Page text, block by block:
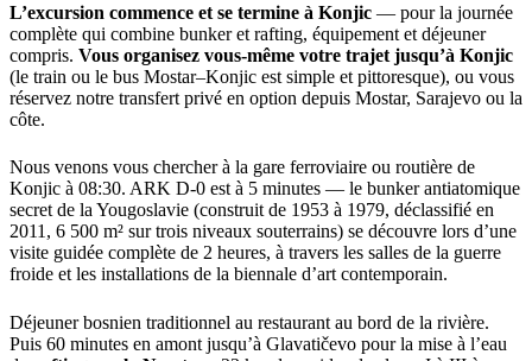
L’excursion commence et se termine à Konjic — pour la journée
complète qui combine bunker et rafting, équipement et déjeuner
compris. Vous organisez vous-même votre trajet jusqu’à Konjic
(le train ou le bus Mostar–Konjic est simple et pittoresque), ou vous
réservez notre transfert privé en option depuis Mostar, Sarajevo ou la
côte.
Nous venons vous chercher à la gare ferroviaire ou routière de
Konjic à 08:30. ARK D-0 est à 5 minutes — le bunker antiatomique
secret de la Yougoslavie (construit de 1953 à 1979, déclassifié en
2011, 6 500 m² sur trois niveaux souterrains) se découvre lors d’une
visite guidée complète de 2 heures, à travers les salles de la guerre
froide et les installations de la biennale d’art contemporain.
Déjeuner bosnien traditionnel au restaurant au bord de la rivière.
Puis 60 minutes en amont jusqu’à Glavatičevo pour la mise à l’eau